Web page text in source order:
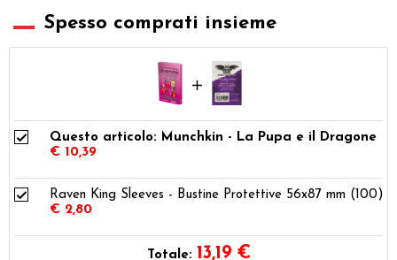
Spesso comprati insieme
Questo articolo: Munchkin - La Pupa e il Dragone
€ 10,39
Raven King Sleeves - Bustine Protettive 56x87 mm (100)
€ 2,80
Totale: 13,19 €